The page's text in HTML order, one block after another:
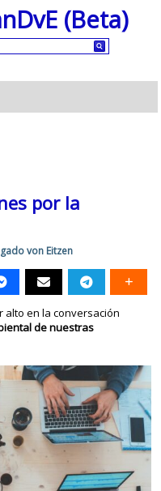
(Beta)
por la
von Eitzen
alto en la conversación
de nuestras